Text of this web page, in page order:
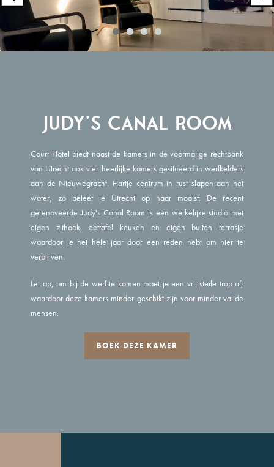
Judy's Canal Room
Court Hotel biedt naast de kamers in de voormalige rechtbank
van Utrecht ook vier heerlijke kamers gesitueerd in werfkelders
aan de Nieuwegracht. Hartje centrum in rust slapen aan het
water, zo beleef je Utrecht op haar mooist. De recent
gerenoveerde Judy's Canal Room is een werkelijke studio met
eigen zithoek, eettafel keuken en eigen buiten terrasje
waardoor je het hele jaar door een reden hebt om hier te
verblijven.
Let op, om bij de werf te komen moet je een vrij steile trap af,
waardoor deze kamers minder geschikt zijn voor minder valide
mensen.
BOEK DEZE KAMER